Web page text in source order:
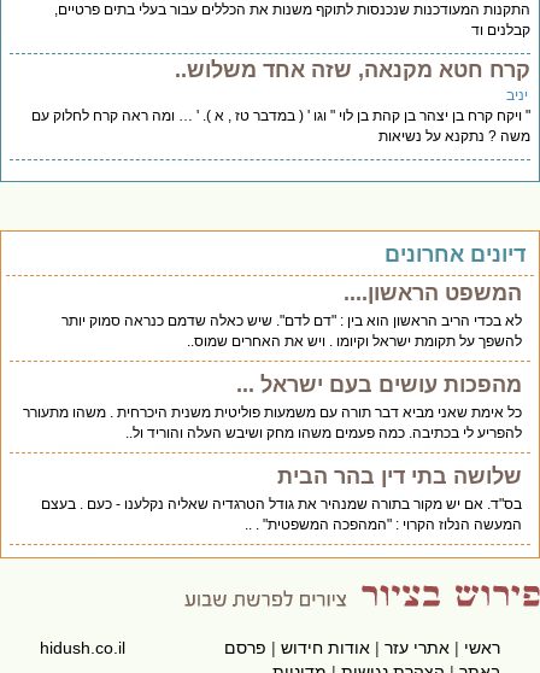
המעודכנות שנכנסות לתוקף משנות את הכללים עבור בעלי בתים פרטיים,
וד
חטא מקנאה, שזה אחד משלוש..
קרח בן יצהר בן קהת בן לוי " וגו ' ( במדבר טז , א ). ' … ומה ראה קרח לחלוק עם
? נתקנא על נשיאות
אחרונים
המשפט הראשון....
לא בכדי הריב הראשון הוא בין : "דם לדם". שיש כאלה שדמם כנראה סמוק יותר
להשפך על תקומת ישראל וקיומו . ויש את האחרים שמוס..
מהפכות עושים בעם ישראל ...
כל אימת שאני מביא דבר תורה עם משמעות פוליטית משנית היכרחית . משהו מתעורר
להפריע לי בכתיבה. כמה פעמים משהו מחק ושיבש העלה והוריד ול..
שלושה בתי דין בהר הבית
בס"ד. אם יש מקור בתורה שמנהיר את גודל הטרגדיה שאליה נקלענו - כעם . בעצם
המעשה הנלוז הקרוי : "המהפכה המשפטית" . ..
ראשי|אתרי עזר|אודות חידוש|פרסם
hidush.co.il